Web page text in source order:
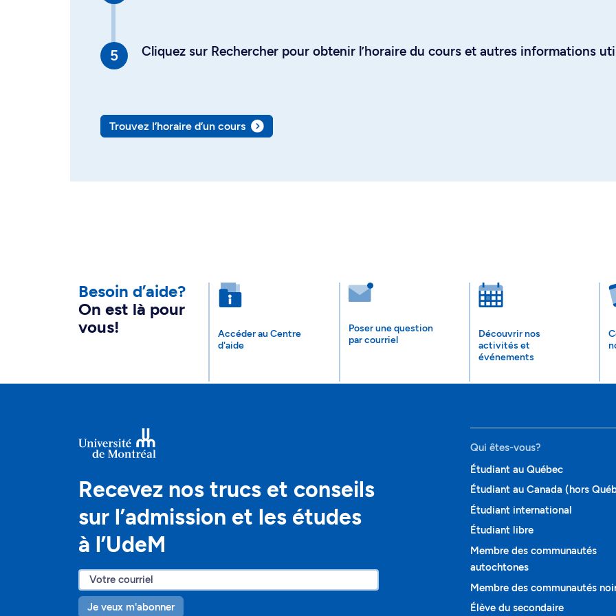
Cliquez sur Rechercher pour obtenir l’horaire du cours et autres informations
Trouvez l’horaire d’un cours
Besoin d’aide?
On est là pour
vous!
Accéder au Centre
d'aide
Poser une question
par courriel
Découvrir nos
activités et
événements
Recevez nos trucs et conseils
sur l’admission et les études
à l’UdeM
Je veux m'abonner
Qui êtes-vous?
Étudiant au Québec
Étudiant au Canada (hors
Étudiant international
Étudiant libre
Membre des communautés
autochtones
Membre des communautés
Élève du secondaire